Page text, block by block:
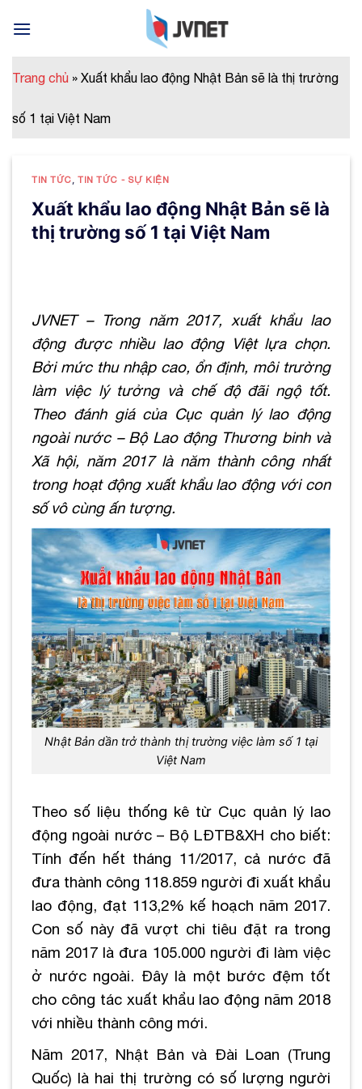
Trang chủ » Xuất khẩu lao động Nhật Bản sẽ là thị trường
số 1 tại Việt Nam
TIN TỨC ,TIN TỨC - SỰ KIỆN
Xuất khẩu lao động Nhật Bản sẽ là
thị trường số 1 tại Việt Nam
JVNET – Trong năm 2017, xuất khẩu lao
động được nhiều lao động Việt lựa chọn.
Bởi mức thu nhập cao, ổn định, môi trường
làm việc lý tưởng và chế độ đãi ngộ tốt.
Theo đánh giá của Cục quản lý lao động
ngoài nước – Bộ Lao động Thương binh và
Xã hội, năm 2017 là năm thành công nhất
trong hoạt động xuất khẩu lao động với con
số vô cùng ấn tượng.
Nhật Bản dần trở thành thị trường việc làm số 1 tại
Việt Nam
Theo số liệu thống kê từ Cục quản lý lao
động ngoài nước – Bộ LĐTB&XH cho biết:
Tính đến hết tháng 11/2017, cả nước đã
đưa thành công 118.859 người đi xuất khẩu
lao động, đạt 113,2% kế hoạch năm 2017.
Con số này đã vượt chi tiêu đặt ra trong
năm 2017 là đưa 105.000 người đi làm việc
ở nước ngoài. Đây là một bước đệm tốt
cho công tác xuất khẩu lao động năm 2018
với nhiều thành công mới.
Năm 2017, Nhật Bản và Đài Loan (Trung
Quốc) là hai thị trường có số lượng người